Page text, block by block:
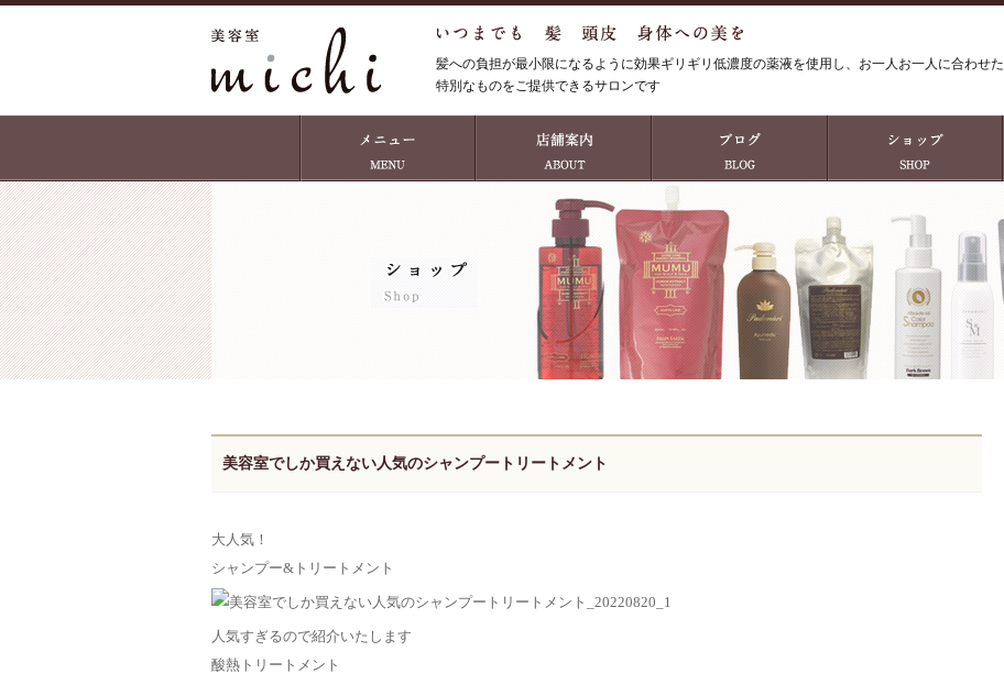
髪への負担が最小限になるように効果ギリギリ低濃度の薬液を使用し、お一人お一人に合わせた
特別なものをご提供できるサロンです
美容室でしか買えない人気のシャンプートリートメント
大人気！
シャンプー&トリートメント
人気すぎるので紹介いたします
酸熱トリートメント